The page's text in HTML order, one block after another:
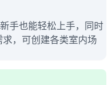
手也能轻松上手，同时
，可创建各类室内场